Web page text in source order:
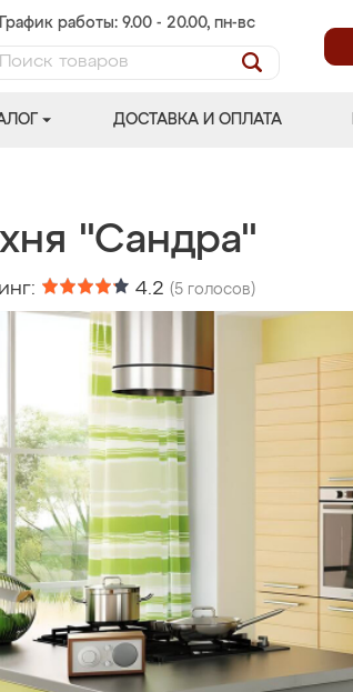
График работы: 9.00 - 20.00, пн-вс
ДОСТАВКА И ОПЛАТА
"Сандра"
4.2 (5 голосов)